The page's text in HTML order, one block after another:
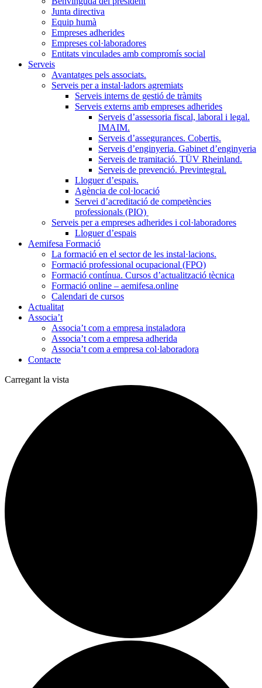
Junta directiva
Equip humà
Empreses adherides
Empreses col·laboradores
Entitats vinculades amb compromís social
Serveis
Avantatges pels associats.
Serveis per a instal·ladors agremiats
Serveis interns de gestió de tràmits
Serveis externs amb empreses adherides
Serveis d’assessoria fiscal, laboral i legal.
IMAIM.
Serveis d’assegurances. Cobertis.
Serveis d’enginyeria. Gabinet d’enginyeria
Serveis de tramitació. TÜV Rheinland.
Serveis de prevenció. Previntegral.
Lloguer d’espais.
Agència de col·locació
Servei d’acreditació de competències
professionals (PIO)
Serveis per a empreses adherides i col·laboradores
Lloguer d’espais
Aemifesa Formació
La formació en el sector de les instal·lacions.
Formació professional ocupacional (FPO)
Formació contínua. Cursos d’actualització tècnica
Formació online – aemifesa.online
Calendari de cursos
Actualitat
Associa’t
Associa’t com a empresa instaladora
Associa’t com a empresa adherida
Associa’t com a empresa col·laboradora
Contacte
Carregant la vista